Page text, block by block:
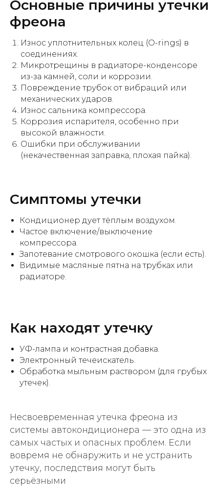
Основные причины утечки
фреона
Износ уплотнительных колец (O-rings) в
соединениях.
Микротрещины в радиаторе-конденсоре
из-за камней, соли и коррозии.
Повреждение трубок от вибраций или
механических ударов.
Износ сальника компрессора.
Коррозия испарителя, особенно при
высокой влажности.
Ошибки при обслуживании
(некачественная заправка, плохая пайка).
Симптомы утечки
Кондиционер дует тёплым воздухом.
Частое включение/выключение
компрессора.
Запотевание смотрового окошка (если есть).
Видимые масляные пятна на трубках или
радиаторе.
Как находят утечку
УФ-лампа и контрастная добавка.
Электронный течеискатель.
Обработка мыльным раствором (для грубых
утечек).
Несвоевременная утечка фреона из
системы автокондиционера — это одна из
самых частых и опасных проблем. Если
вовремя не обнаружить и не устранить
утечку, последствия могут быть
серьёзными
Запишитесь на ТО и получите
бесплатную консультацию от наших
специалистов
Записаться
Наша квалификация